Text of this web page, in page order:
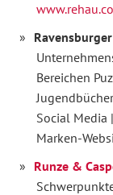
Bereichen
Social Media |
Marken-
Runze &